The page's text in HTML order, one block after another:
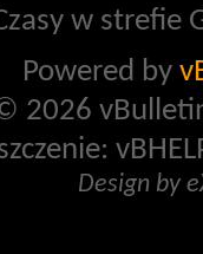
w strefie
Powered by
2026
Design by